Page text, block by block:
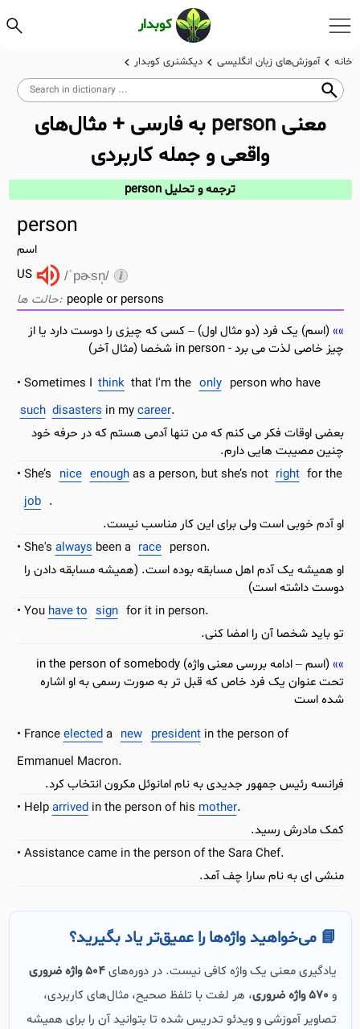
کوبدار
خانه آموزش‌های زبان انگلیسی دیکشنری کوبدار
معنیperson به فارسی + مثال‌های
واقعی و جمله کاربردی
ترجمه و تحلیل person
person
اسم
US
/ˈpɚsn̩/
people or persons
(اسم) یک فرد (دو مثال اول) – کسی که چیزی را دوست دارد یا از
چیز خاصی لذت می برد - in person شخصا (مثال آخر)
Sometimes I think that I'm the only person who have
such disasters in mycareer.
بعضی اوقات فکر می کنم که من تنها آدمی هستم که در حرفه خود
چنین مصیبت هایی دارم.
She’s nice enoughas a person, but she’s not right for the
job .
او آدم خوبی است ولی برای این کار مناسب نیست.
She's always been a race person.
او همیشه یک آدم اهل مسابقه بوده است. (همیشه مسابقه دادن را
دوست داشته است)
You have to sign for it in person.
تو باید شخصا آن را امضا کنی.
(اسم – ادامه بررسی معنی واژه) in the person of somebody
تحت عنوان یک فرد خاص که قبل تر به صورت رسمی به او اشاره
شده است
Franceelecteda new presidentin the person of
Emmanuel Macron.
فرانسه رئیس جمهور جدیدی به نام امانوئل مکرون انتخاب کرد.
Helparrivedin the person of his mother.
کمک مادرش رسید.
Assistance came in the person of the Sara Chef.
منشی ای به نام سارا چف آمد.
📘 می‌خواهید واژه‌ها را عمیق‌تر یاد بگیرید؟
یادگیری معنی یک واژه کافی نیست. در دوره‌های504 واژه ضروری
و 570 واژه ضروری
، هر لغت با تلفظ صحیح، مثال‌های کاربردی،
تصاویر آموزشی و ویدئو تدریس شده تا بتوانید آن را برای همیشه